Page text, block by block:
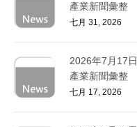
產業新聞彙整
七月 31, 2026
2026年7月17日
產業新聞彙整
七月 17, 2026